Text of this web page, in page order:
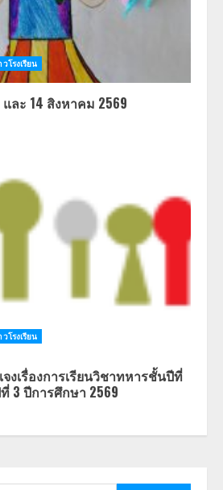
โรงเรียน
ละ 14 สิงหาคม 2569
โรงเรียน
งเรื่องการเรียนวิชาทหารชั้นปีที่
3 ปีการศึกษา 2569